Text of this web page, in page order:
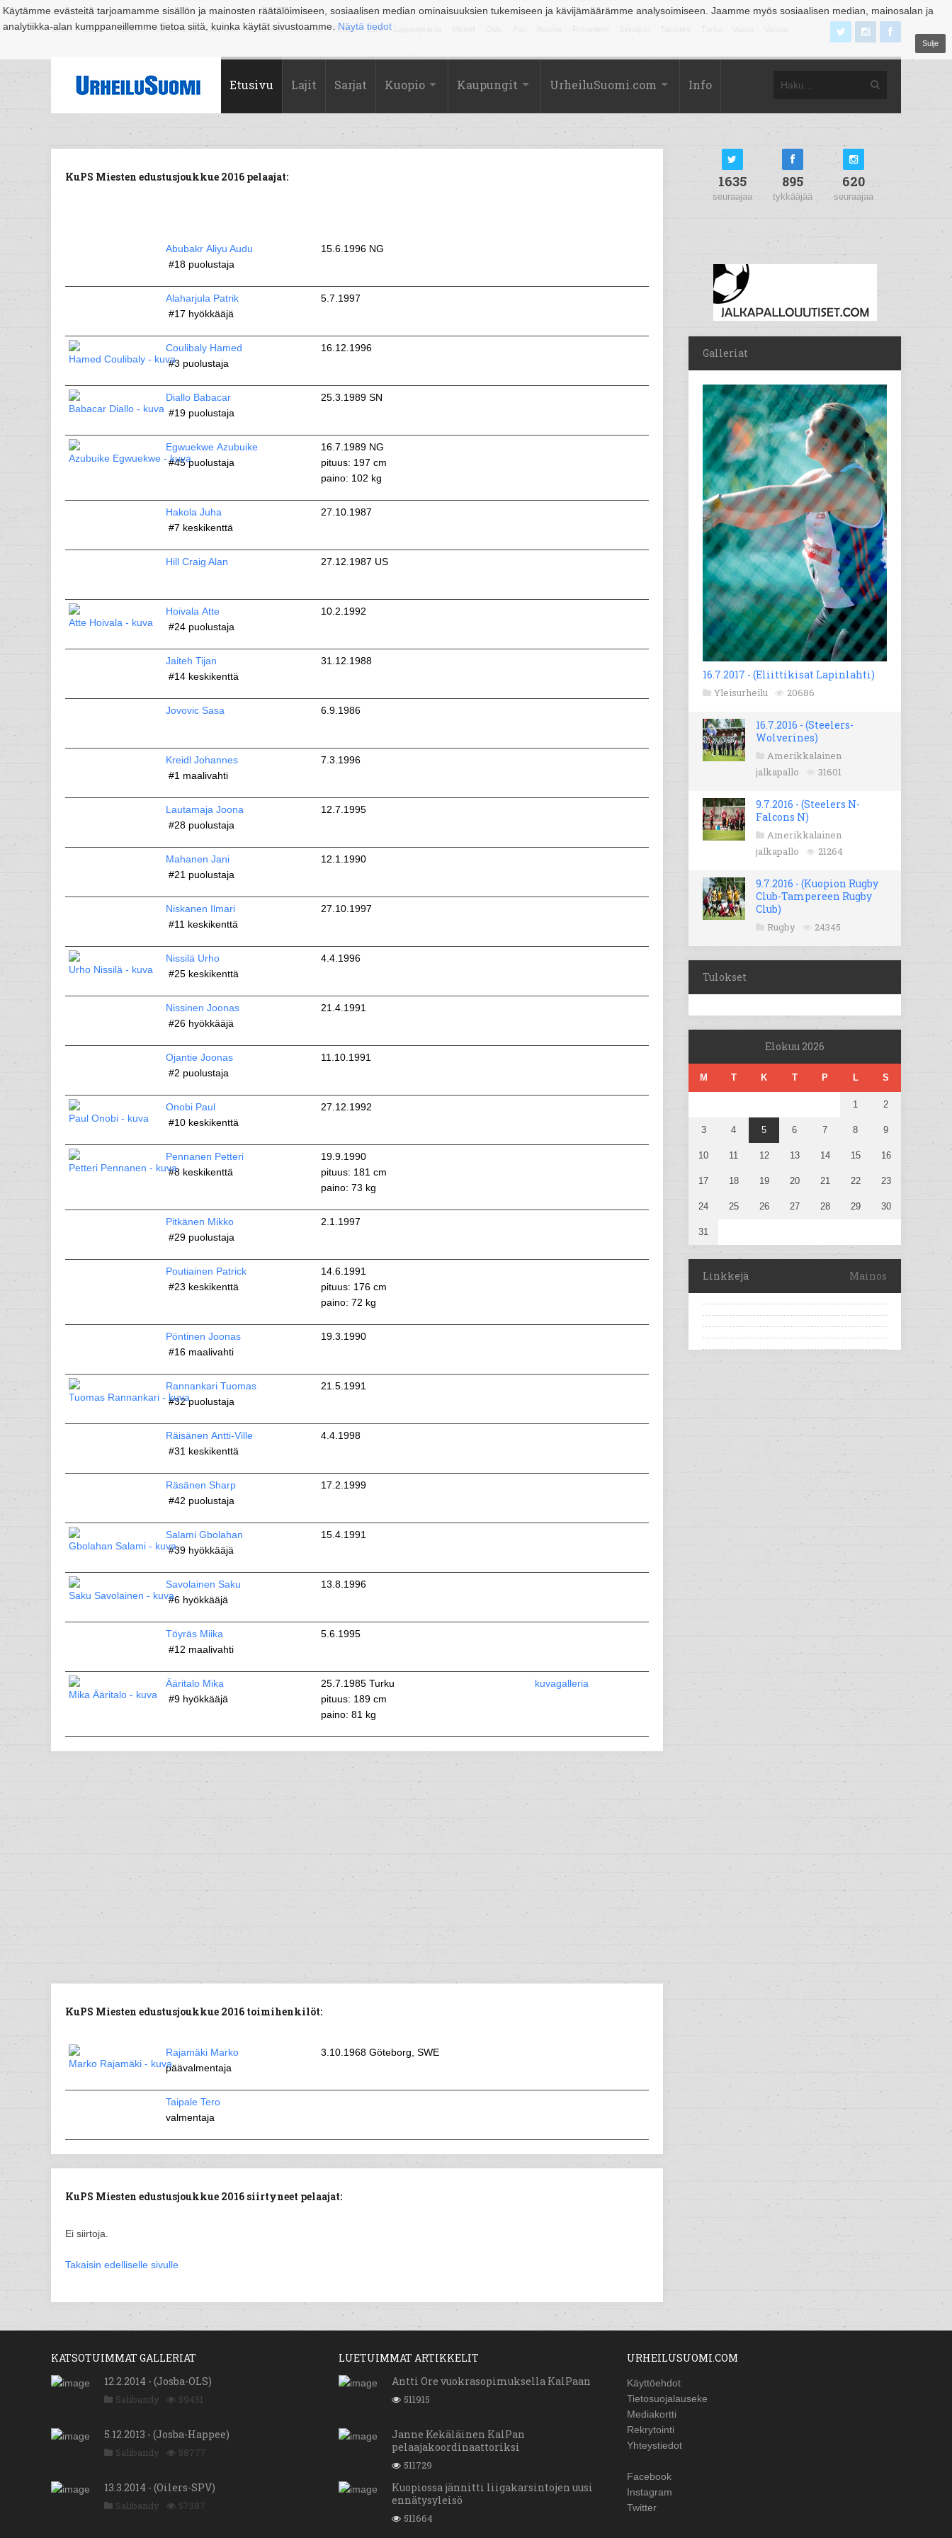
Käytämme evästeitä tarjoamamme sisällön ja mainosten räätälöimiseen, sosiaalisen median ominaisuuksien tukemiseen ja kävijämäärämme analysoimiseen. Jaamme myös sosiaalisen median, mainosalan ja
analytiikka-alan kumppaneillemme tietoa siitä, kuinka käytät sivustoamme. Näytä tiedot
Sulje
Suomi Espoo Helsinki Hämeenlinna Joensuu Jyväskylä Kouvola Kuopio Lahti
Etusivu Lajit Sarjat Kuopio Kaupungit UrheiluSuomi.com Info
KuPS Miesten edustusjoukkue 2016 pelaajat:
Abubakr Aliyu Audu
#18puolustaja
15.6.1996 NG
Alaharjula Patrik
#17 hyökkääjä
5.7.1997
Coulibaly Hamed
#3 puolustaja
16.12.1996
Diallo Babacar
#19puolustaja
25.3.1989 SN
Egwuekwe Azubuike
#45puolustaja
16.7.1989 NG
pituus: 197 cm
paino: 102 kg
Hakola Juha
#7 keskikenttä
27.10.1987
Hill Craig Alan 27.12.1987 US
Hoivala Atte
#24puolustaja
10.2.1992
Jaiteh Tijan
#14keskikenttä
31.12.1988
Jovovic Sasa 6.9.1986
Kreidl Johannes
#1 maalivahti
7.3.1996
Lautamaja Joona
#28puolustaja
12.7.1995
Mahanen Jani
#21 puolustaja
12.1.1990
Niskanen Ilmari
#11 keskikenttä
27.10.1997
Nissilä Urho
#25keskikenttä
4.4.1996
Nissinen Joonas
#26hyökkääjä
21.4.1991
Ojantie Joonas
#2 puolustaja
11.10.1991
Onobi Paul
#10keskikenttä
27.12.1992
Pennanen Petteri
#8keskikenttä
19.9.1990
pituus: 181 cm
paino: 73 kg
Pitkänen Mikko
#29puolustaja
2.1.1997
Poutiainen Patrick
#23 keskikenttä
14.6.1991
pituus: 176 cm
paino: 72 kg
Pöntinen Joonas
#16maalivahti
19.3.1990
Rannankari Tuomas
#32puolustaja
21.5.1991
Räisänen Antti-Ville
#31 keskikenttä
4.4.1998
Räsänen Sharp
#42 puolustaja
17.2.1999
Salami Gbolahan
#39hyökkääjä
15.4.1991
Savolainen Saku
#6hyökkääjä
13.8.1996
Töyräs Miika
#12 maalivahti
5.6.1995
Ääritalo Mika
#9hyökkääjä
25.7.1985 Turku
pituus: 189 cm
paino: 81 kg
kuvagalleria
KuPS Miesten edustusjoukkue 2016 toimihenkilöt:
Rajamäki Marko
päävalmentaja
3.10.1968 Göteborg, SWE
Taipale Tero
valmentaja
KuPS Miesten edustusjoukkue 2016 siirtyneet pelaajat:
Ei siirtoja.
Takaisin edelliselle sivulle
1635
seuraajaa
895
tykkääjää
620
seuraajaa
Galleriat
16.7.2017 - (Eliittikisat Lapinlahti)
Yleisurheilu 20686
16.7.2016 - (Steelers-
Wolverines)
Amerikkalainen
jalkapallo
31601
9.7.2016 - (Steelers N-
Falcons N)
Amerikkalainen
jalkapallo
21264
9.7.2016 - (Kuopion Rugby
Club-Tampereen Rugby
Club)
Rugby 24345
Tulokset
Elokuu 2026
M T K T P L S
1 2
3 4 5 6 7 8 9
10 11 12 13 14 15 16
17 18 19 20 21 22 23
24 25 26 27 28 29 30
31
Linkkejä Mainos
KATSOTUIMMAT GALLERIAT
12.2.2014 - (Josba-OLS)
Salibandy 59431
5.12.2013 - (Josba-Happee)
Salibandy 58777
13.3.2014 - (Oilers-SPV)
Salibandy 57387
LUETUIMMAT ARTIKKELIT
Antti Ore vuokrasopimuksella KalPaan
511915
Janne Kekäläinen KalPan
pelaajakoordinaattoriksi
511729
Kuopiossa jännitti liigakarsintojen uusi
ennätysyleisö
511664
URHEILUSUOMI.COM
Käyttöehdot
Tietosuojalauseke
Mediakortti
Rekrytointi
Yhteystiedot
Facebook
Instagram
Twitter